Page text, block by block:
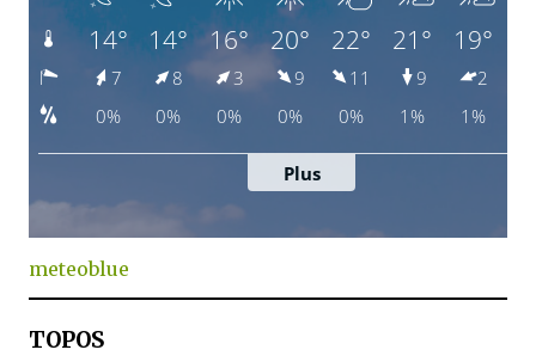
meteoblue
TOPOS